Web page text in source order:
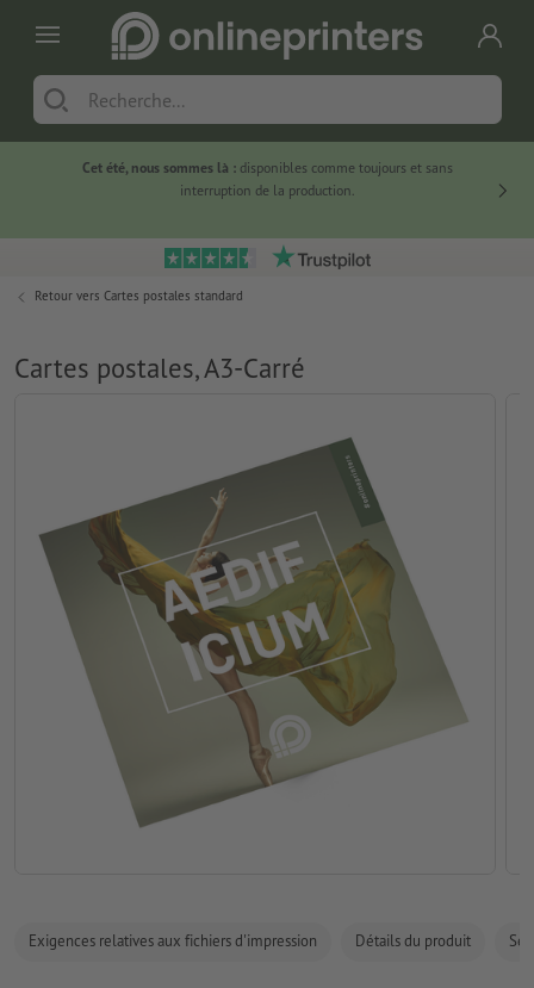
Cet été, nous sommes là :disponibles comme toujours et sans
interruption de la production.
Retour vers Cartes postales standard
Cartes postales, A3-Carré
Exigences relatives aux fichiers d'impression Détails du produit